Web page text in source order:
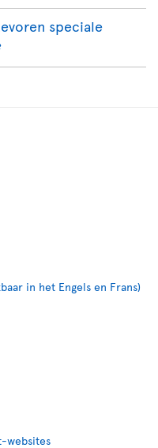
speciale
in het Engels en Frans)
websites